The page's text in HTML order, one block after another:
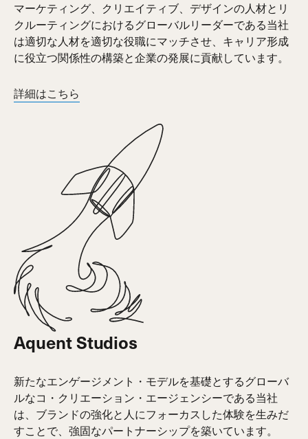
マーケティング、クリエイティブ、デザインの人材とリ
クルーティングにおけるグローバルリーダーである当社
は適切な人材を適切な役職にマッチさせ、キャリア形成
に役立つ関係性の構築と企業の発展に貢献しています。
詳細はこちら
Aquent Studios
新たなエンゲージメント・モデルを基礎とするグローバ
ルなコ・クリエーション・エージェンシーである当社
は、ブランドの強化と人にフォーカスした体験を生みだ
すことで、強固なパートナーシップを築いています。